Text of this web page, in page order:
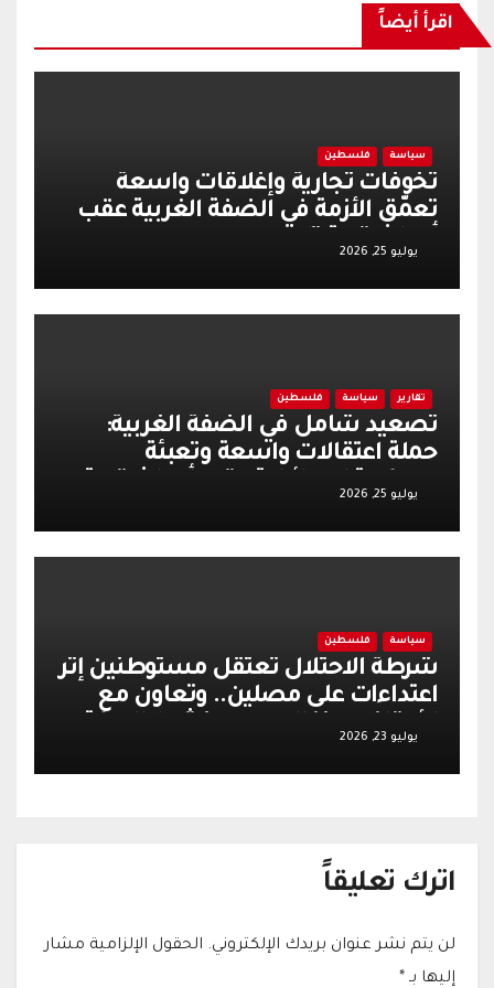
اقرأ أيضاً
سياسة فلسطين
تخوفات تجارية وإغلاقات واسعة
تعمّق الأزمة في الضفة الغربية عقب
أحداث قرية تل
يوليو 25, 2026
تقارير سياسة فلسطين
تصعيد شامل في الضفة الغربية:
حملة اعتقالات واسعة وتعبئة
عسكرية إسرائيلية عقب أحداث قرية
يوليو 25, 2026
سياسة فلسطين
شرطة الاحتلال تعتقل مستوطنين إثر
اعتداءات على مصلين.. وتعاون مع
الأوقاف يعزز الهدوء وينشط الحركة
يوليو 23, 2026
اترك تعليقاً
لن يتم نشر عنوان بريدك الإلكتروني. الحقول الإلزامية مشار
إليها بـ *